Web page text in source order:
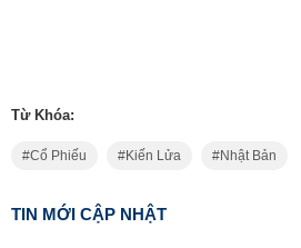
Từ Khóa:
Cổ Phiếu Kiến Lửa Nhật Bản
TIN MỚI CẬP NHẬT